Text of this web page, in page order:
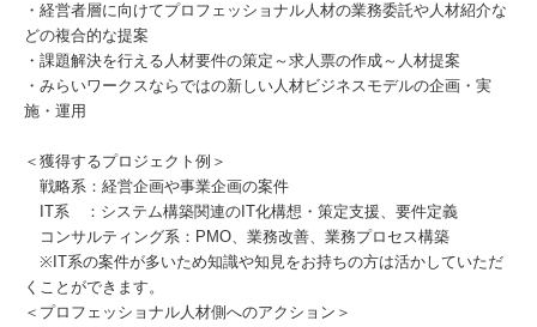
・経営者層に向けてプロフェッショナル人材の業務委託や人材紹介な
どの複合的な提案
・課題解決を行える人材要件の策定～求人票の作成～人材提案
・みらいワークスならではの新しい人材ビジネスモデルの企画・実
施・運用
＜獲得するプロジェクト例＞
戦略系：経営企画や事業企画の案件
IT系 ：システム構築関連のIT化構想・策定支援、要件定義
コンサルティング系：PMO、業務改善、業務プロセス構築
※IT系の案件が多いため知識や知見をお持ちの方は活かしていただ
くことができます。
＜プロフェッショナル人材側へのアクション＞